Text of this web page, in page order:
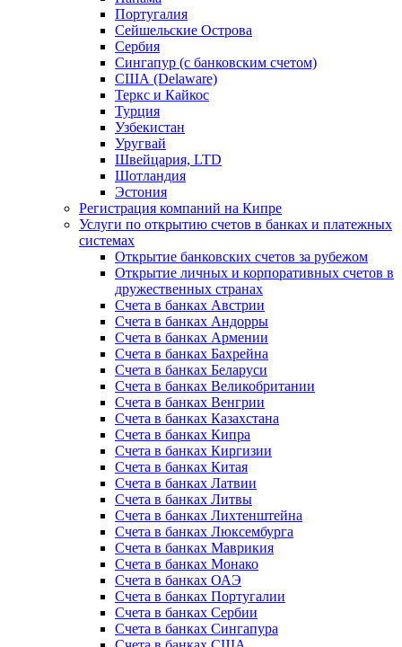
Португалия
Сейшельские Острова
Сербия
Сингапур (c банковским счетом)
США (Delaware)
Теркс и Кайкос
Турция
Узбекистан
Уругвай
Швейцария, LTD
Шотландия
Эстония
Регистрация компаний на Кипре
Услуги по открытию счетов в банках и платежных
системах
Открытие банковских счетов за рубежом
Открытие личных и корпоративных счетов в
дружественных странах
Счета в банках Австрии
Счета в банках Андорры
Счета в банках Армении
Счета в банках Бахрейна
Счета в банках Беларуси
Счета в банках Великобритании
Счета в банках Венгрии
Счета в банках Казахстана
Счета в банках Кипра
Счета в банках Киргизии
Счета в банках Китая
Счета в банках Латвии
Счета в банках Литвы
Счета в банках Лихтенштейна
Счета в банках Люксембурга
Счета в банках Маврикия
Счета в банках Монако
Счета в банках ОАЭ
Счета в банках Португалии
Счета в банках Сербии
Счета в банках Сингапура